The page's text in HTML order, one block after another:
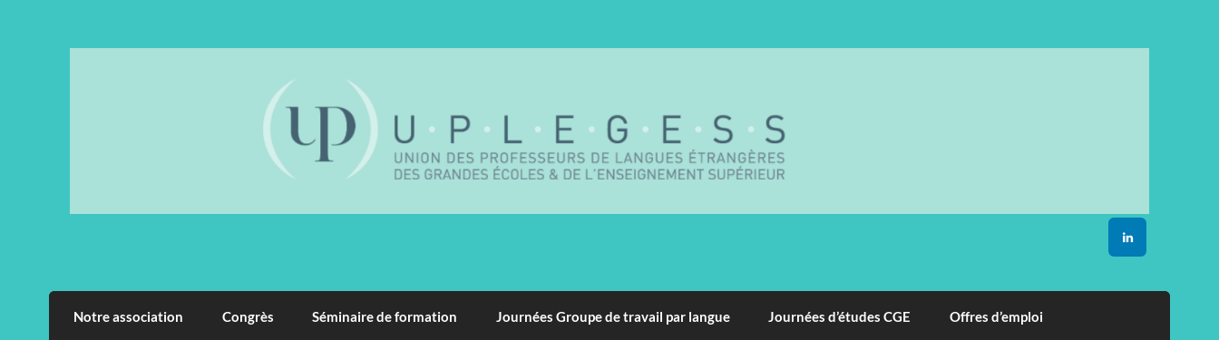
Notre association Congrès Séminaire de formation Journées Groupe de travail par langue Journées d’études CGE Offres d’emploi